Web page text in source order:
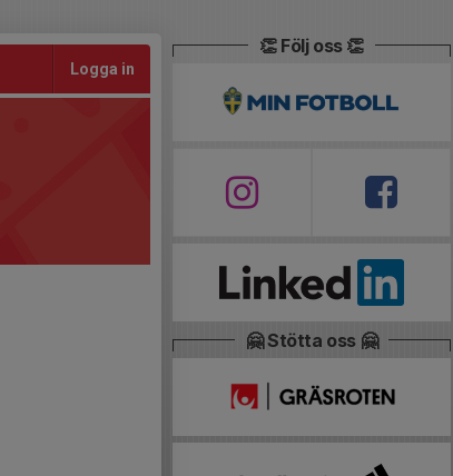
Logga in
👏 Följ oss 👏
🤗 Stötta oss 🤗